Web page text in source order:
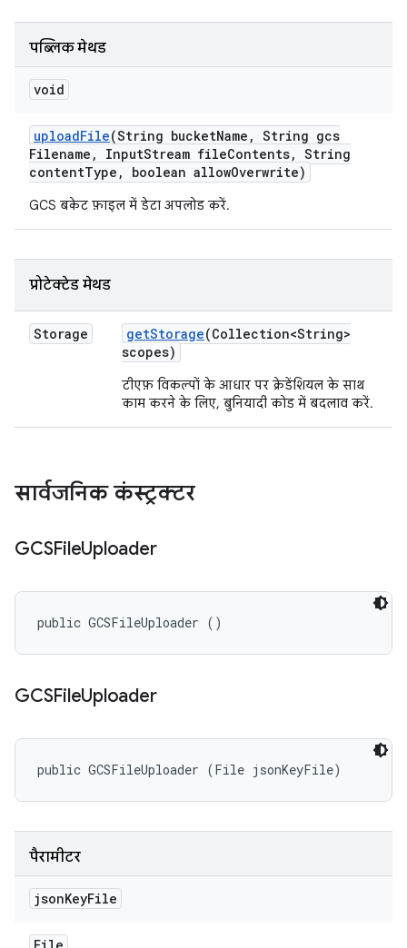
पब्लिक मेथड
void
uploadFile(String bucketName , String gcs
Filename , InputStream fileContents, String
contentType , boolean allowOverwrite)
GCS बकेट फ़ाइल में डेटा अपलोड करें.
प्रोटेक्टेड मेथड
Storage getStorage(Collection<String>
scopes)
टीएफ़ विकल्पों के आधार पर क्रेडेंशियल के साथ
काम करने के लिए, बुनियादी कोड में बदलाव करें.
सार्वजनिक कंस्ट्रक्टर
GCSFileUploader
public GCSFileUploader ()
GCSFileUploader
public GCSFileUploader (File jsonKeyFile)
पैरामीटर
jsonKeyFile